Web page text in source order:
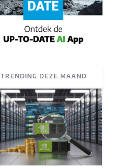
TRENDING DEZE MAAND